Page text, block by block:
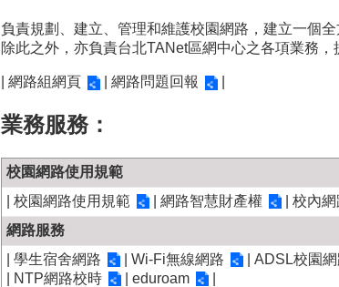
負責規劃、建立、管理和維護校園網路，建立一個
除此之外，亦負責台北TANet區網中心之各項業務
網路組網頁 網路問題回報
業務服務：
校園網路使用規範
校園網路使用規範 網路智慧財產權 校內
網路服務
學生宿舍網路 Wi-Fi無線網路 ADSL校園
NTP網路校時 eduroam